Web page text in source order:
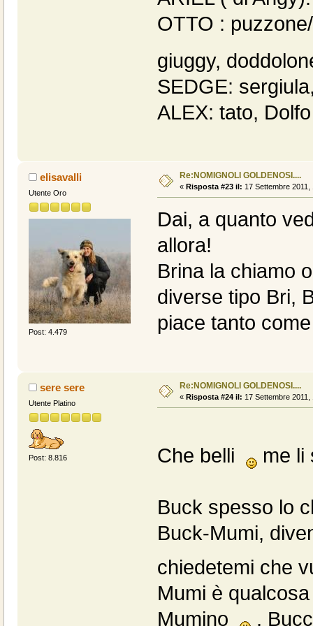
OTTO :
giuggy,
SEDGE:
ALEX: tato, Dolfo
elisavalli
Utente Oro
Post: 4.479
Re:NOMIGNOLI GOLDENOSI....
« Risposta #23 il: 17 Settembre 2011,
Dai, a quanto
allora!
Brina la chiamo
diverse tipo Bri,
piace tanto
sere sere
Utente Platino
Post: 8.816
Re:NOMIGNOLI GOLDENOSI....
« Risposta #24 il: 17 Settembre 2011,
Che belli me li
Buck spesso lo
Buck-Mumi,
chiedetemi che
Mumi è
Mumino
,